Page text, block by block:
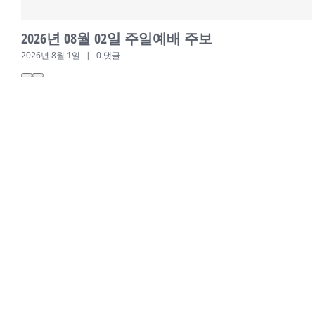
2026년 07월 26일 주일예배 주보
2026년 7월 24일 0 댓글